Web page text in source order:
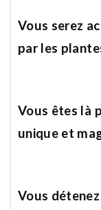
Vous serez
par les
Vous êtes là
unique et
Vous